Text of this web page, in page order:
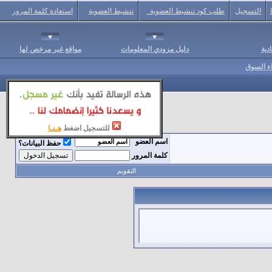
للتسجيل اضغط هـنـا
التسجيل طلب كود تنشيط العضوية تنشيط العضوية استعادة كلمة المرور
دليل مزودي المعلومات مواقع غير مرخص لها
السوق
اسم العضو
حفظ البيانات؟
كلمة المرور
التقويم